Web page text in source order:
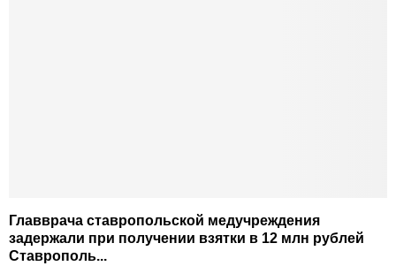
Главврача ставропольской медучреждения
задержали при получении взятки в 12 млн рублей
Ставрополь...